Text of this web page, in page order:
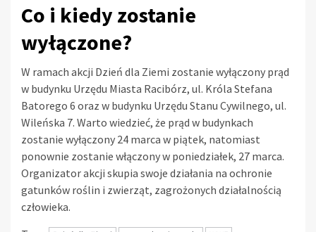
Co i kiedy zostanie
wyłączone?
W ramach akcji Dzień dla Ziemi zostanie wyłączony prąd
w budynku Urzędu Miasta Racibórz, ul. Króla Stefana
Batorego 6 oraz w budynku Urzędu Stanu Cywilnego, ul.
Wileńska 7. Warto wiedzieć, że prąd w budynkach
zostanie wyłączony 24 marca w piątek, natomiast
ponownie zostanie włączony w poniedziałek, 27 marca.
Organizator akcji skupia swoje działania na ochronie
gatunków roślin i zwierząt, zagrożonych działalnością
człowieka.